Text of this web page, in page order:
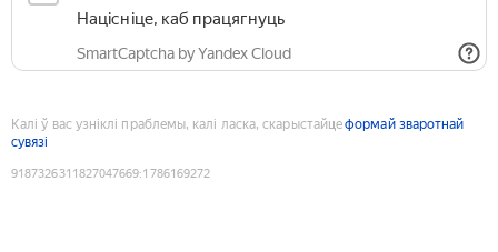
Націсніце, каб працягнуць
SmartCaptcha by Yandex Cloud
Калі ў вас узніклі праблемы, калі ласка, скарыстайцеформай зваротнай
сувязі
9187326311827047669:1786169272